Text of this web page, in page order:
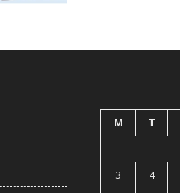
M T
3
4